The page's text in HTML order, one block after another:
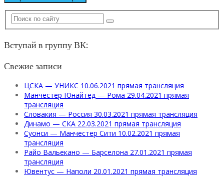
Вступай в группу ВК:
Свежие записи
ЦСКА — УНИКС 10.06.2021 прямая трансляция
Манчестер Юнайтед — Рома 29.04.2021 прямая
трансляция
Словакия — Россия 30.03.2021 прямая трансляция
Динамо — СКА 22.03.2021 прямая трансляция
Суонси — Манчестер Сити 10.02.2021 прямая
трансляция
Райо Вальекано — Барселона 27.01.2021 прямая
трансляция
Ювентус — Наполи 20.01.2021 прямая трансляция